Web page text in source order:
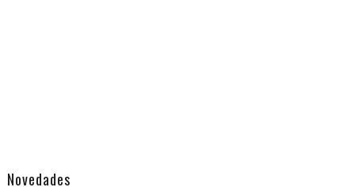
Novedades